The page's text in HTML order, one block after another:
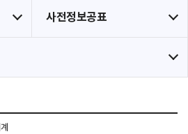
사전정보공표